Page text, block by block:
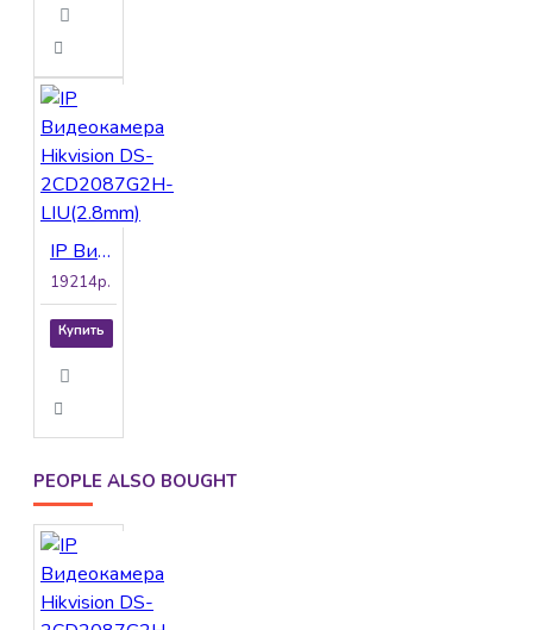
IP Видеокамера Hikvision DS-2CD2087G2H-LIU(2.8mm)
19214р.
Купить
PEOPLE ALSO BOUGHT